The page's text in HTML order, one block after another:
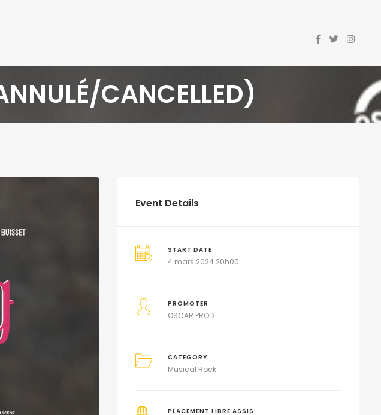
CANCELLED)
Event Details
START DATE
4 mars 2024 20h00
PROMOTER
OSCAR PROD
CATEGORY
Musical Rock
PLACEMENT LIBRE ASSIS